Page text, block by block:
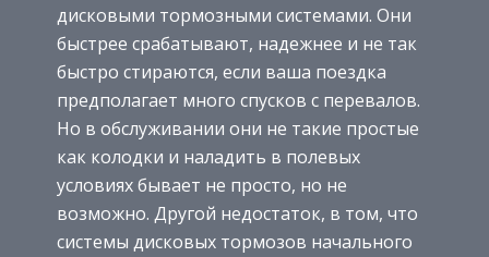
дисковыми тормозными системами. Они
быстрее срабатывают, надежнее и не так
быстро стираются, если ваша поездка
предполагает много спусков с перевалов.
Но в обслуживании они не такие простые
как колодки и наладить в полевых
условиях бывает не просто, но не
возможно. Другой недостаток, в том, что
системы дисковых тормозов начального